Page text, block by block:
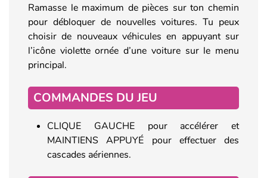
Ramasse le maximum de pièces sur ton chemin
pour débloquer de nouvelles voitures. Tu peux
choisir de nouveaux véhicules en appuyant sur
l’icône violette ornée d’une voiture sur le menu
principal.
COMMANDES DU JEU
CLIQUE GAUCHE pour accélérer et
MAINTIENS APPUYÉ pour effectuer des
cascades aériennes.